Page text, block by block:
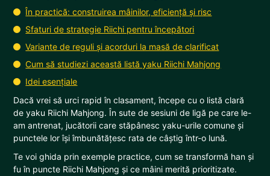
În practică: construirea mâinilor, eficiență și risc
Sfaturi de strategie Riichi pentru începători
Variante de reguli și acorduri la masă de clarificat
Cum să studiezi această listă yaku Riichi Mahjong
Idei esențiale
Dacă vrei să urci rapid în clasament, începe cu o listă clară
de yaku Riichi Mahjong. În sute de sesiuni de ligă pe care le-
am antrenat, jucătorii care stăpânesc yaku-urile comune și
punctele lor își îmbunătățesc rata de câștig într-o lună.
Te voi ghida prin exemple practice, cum se transformă han și
fu în puncte Riichi Mahjong și ce mâini merită prioritizate.